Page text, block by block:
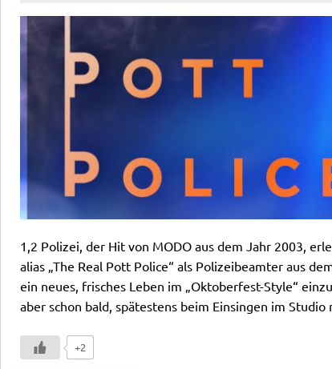
1,2 Polizei, der Hit von MODO aus dem Jahr 2003,
alias „The Real Pott Police“ als Polizeibeamter aus
ein neues, frisches Leben im „Oktoberfest-Style“
aber schon bald, spätestens beim Einsingen im
+2